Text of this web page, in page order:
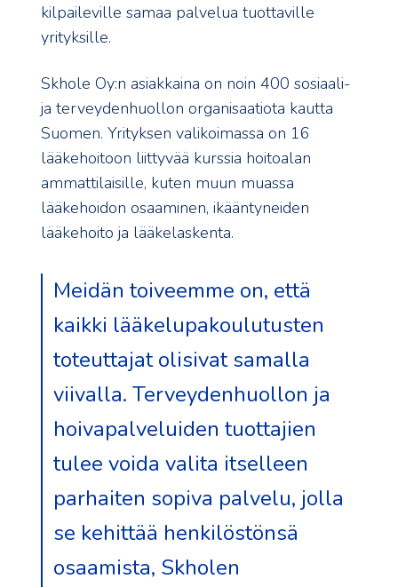
kilpaileville samaa palvelua tuottaville
yrityksille.
Skhole Oy:n asiakkaina on noin 400 sosiaali-
ja terveydenhuollon organisaatiota kautta
Suomen. Yrityksen valikoimassa on 16
lääkehoitoon liittyvää kurssia hoitoalan
ammattilaisille, kuten muun muassa
lääkehoidon osaaminen, ikääntyneiden
lääkehoito ja lääkelaskenta.
Meidän toiveemme on, että
kaikki lääkelupakoulutusten
toteuttajat olisivat samalla
viivalla. Terveydenhuollon ja
hoivapalveluiden tuottajien
tulee voida valita itselleen
parhaiten sopiva palvelu, jolla
se kehittää henkilöstönsä
osaamista, Skholen